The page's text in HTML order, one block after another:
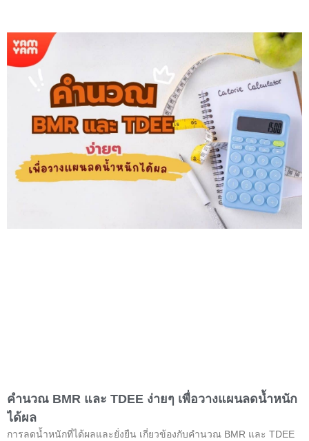
คำนวณ BMR และ TDEE ง่ายๆ เพื่อวางแผนลดน้ำหนัก
ได้ผล
การลดน้ำหนักที่ได้ผลและยั่งยืน เกี่ยวข้องกับคำนวณ BMR และ TDEE